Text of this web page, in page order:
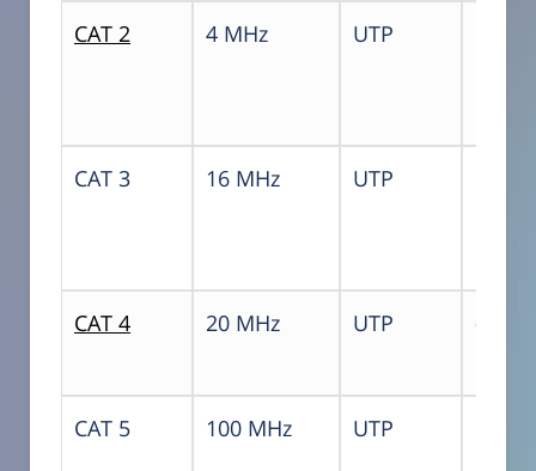
CAT 2 4 MHz UTP
CAT 3 16 MHz UTP
CAT 4 20 MHz UTP –
CAT 5 100 MHz UTP